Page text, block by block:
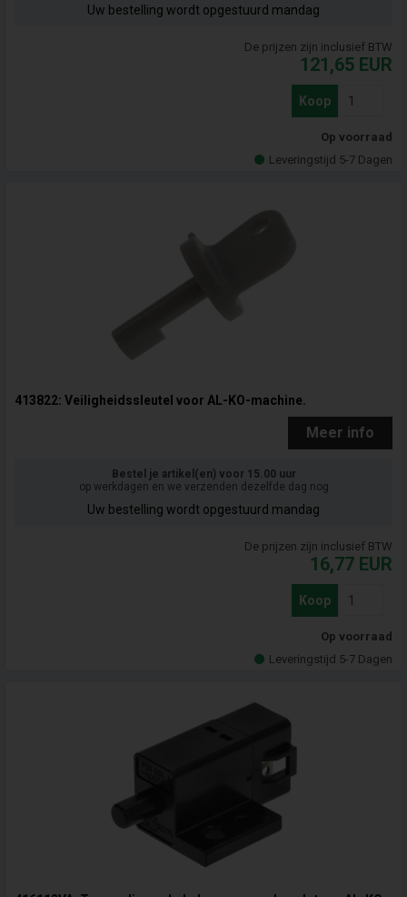
Uw bestelling wordt opgestuurd mandag
De prijzen zijn inclusief BTW
121,65 EUR
Koop
Op voorraad
Leveringstijd 5-7 Dagen
413822: Veiligheidssleutel voor AL-KO-machine.
Meer info
Bestel je artikel(en) voor 15.00 uur
op werkdagen en we verzenden dezelfde dag nog
Uw bestelling wordt opgestuurd mandag
De prijzen zijn inclusief BTW
16,77 EUR
Koop
Op voorraad
Leveringstijd 5-7 Dagen